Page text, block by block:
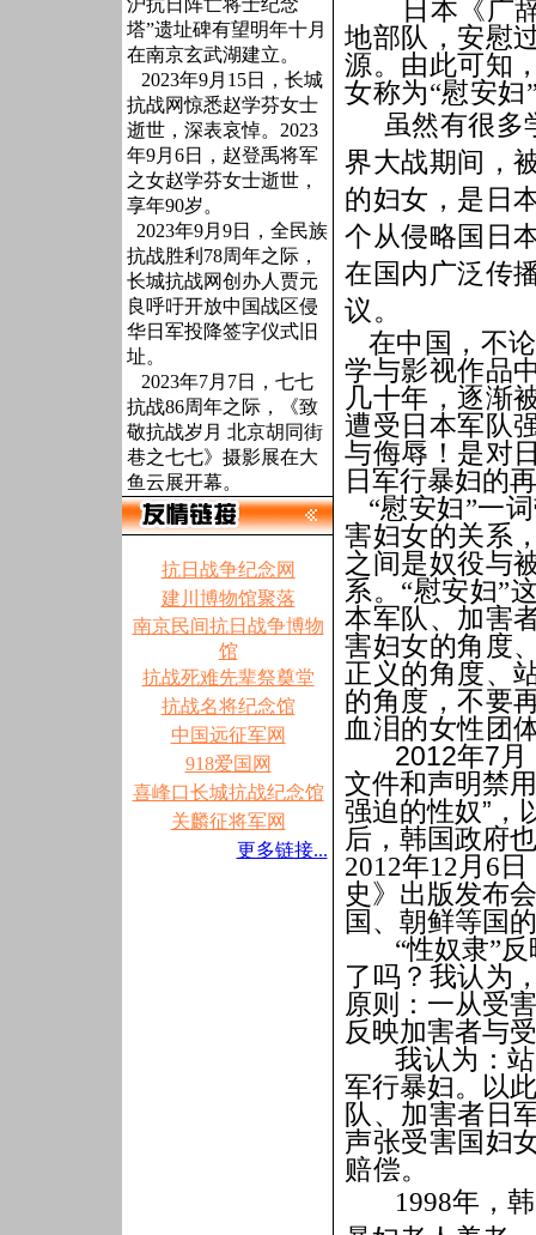
沪抗日阵亡将士纪念
塔”遗址碑有望明年十月
在南京玄武湖建立。
2023年9月15日，长城
抗战网惊悉赵学芬女士
逝世，深表哀悼。2023
年9月6日，赵登禹将军
之女赵学芬女士逝世，
享年90岁。
2023年9月9日，全民族
抗战胜利78周年之际，
长城抗战网创办人贾元
良呼吁开放中国战区侵
华日军投降签字仪式旧
址。
2023年7月7日，七七
抗战86周年之际，《致
敬抗战岁月 北京胡同街
巷之七七》摄影展在大
鱼云展开幕。
抗日战争纪念网
建川博物馆聚落
南京民间抗日战争博物
馆
抗战死难先辈祭奠堂
抗战名将纪念馆
中国远征军网
918爱国网
喜峰口长城抗战纪念馆
关麟征将军网
更多链接...
日本《广
地部队，安慰
源。由此可知
女称为“慰安妇
虽然有很多
界大战期间，
的妇女，是日
个从侵略国日
在国内广泛传
议。
在中国，不
学与影视作品
几十年，逐渐
遭受日本军队
与侮辱！是对
日军行暴妇的
“慰安妇”一
害妇女的关系
之间是奴役与
系。“慰安妇”
本军队、加害
害妇女的角度
正义的角度、
的角度，不要
血泪的女性团
2012年7
文件和声明禁
强迫的性奴”
后，韩国政府
2012年12月 6日
史》出版发布
国、朝鲜等国的
“性奴隶”
了吗？我认为
原则：一从受
反映加害者与
我认为：
军行暴妇。以
队、加害者日
声张受害国妇
赔偿。
1998年，